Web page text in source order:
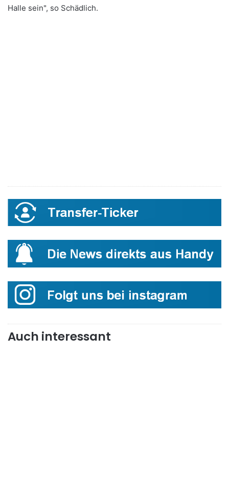
Halle sein", so Schädlich.
Auch interessant